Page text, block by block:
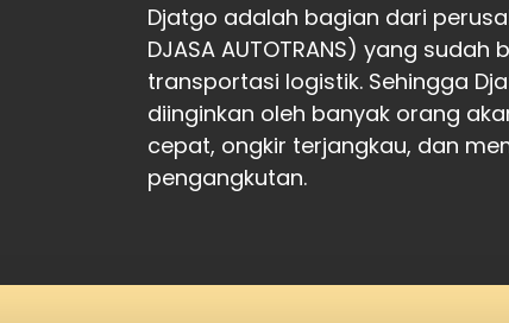
Djatgo adalah bagian dari
DJASA AUTOTRANS) yang
transportasi logistik. Sehingga
diinginkan oleh banyak orang
cepat, ongkir terjangkau, dan
pengangkutan.